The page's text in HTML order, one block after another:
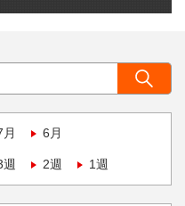
月 6月
週 2週 1週